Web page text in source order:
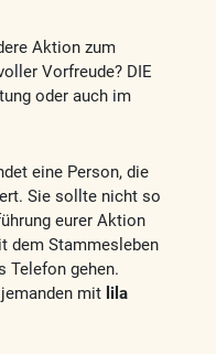
Aktion zum
Vorfreude? DIE
oder auch im
eine Person, die
Sie sollte nicht so
eurer Aktion
dem Stammesleben
Telefon gehen.
mit lila